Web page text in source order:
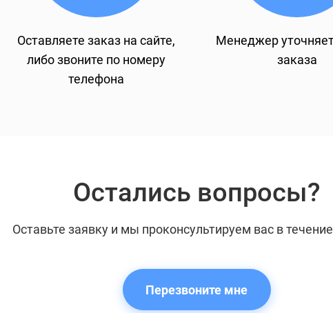
Оставляете заказ на сайте,
либо звоните по номеру
телефона
Менеджер
заказа
Остались вопросы?
Оставьте заявку и мы проконсультируем вас в
Перезвоните мне